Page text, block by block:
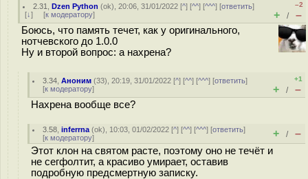
2.31 ,Dzen Python (ok), 20:06, 31/01/2022 [^] [^^] [^^^] [ответить]
[↓] [к модератору]
–2
+ / –
Боюсь, что память течет, как у оригинального,
нотчевского до 1.0.0
Ну и второй вопрос: а нахрена?
3.34 ,Аноним (33), 20:19, 31/01/2022 [^] [^^] [^^^] [ответить]
[к модератору]
+1
+ / –
Нахрена вообще все?
3.58 ,inferrna (ok), 10:03, 01/02/2022 [^] [^^] [^^^] [ответить]
[к модератору] + / –
Этот клон на святом расте, поэтому оно не течёт и
не сегфолтит, а красиво умирает, оставив
подробную предсмертную записку.